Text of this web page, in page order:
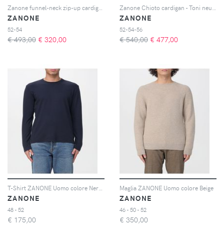
ZANONE
52-54
€ 493,00 € 320,00
ZANONE
52-54-56
€ 540,00 € 477,00
ZANONE
48 - 52
€ 175,00
Maglia ZANONE Uomo colore Beige
ZANONE
46 - 50 - 52
€ 350,00